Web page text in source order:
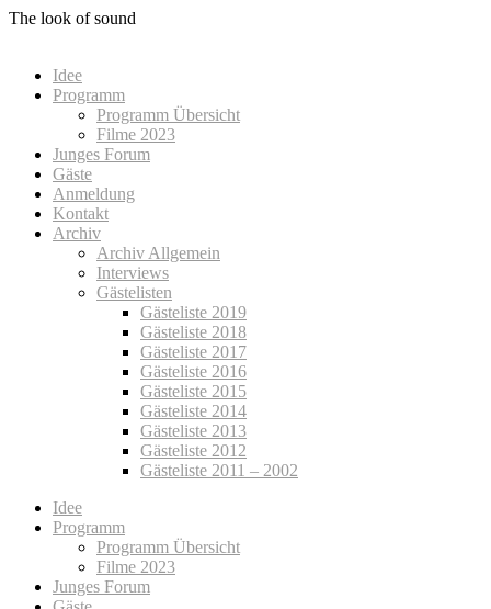
Zum
The look of sound
Idee
Programm
Programm Übersicht
Filme 2023
Junges Forum
Gäste
Anmeldung
Kontakt
Archiv
Archiv Allgemein
Interviews
Gästelisten
Gästeliste 2019
Gästeliste 2018
Gästeliste 2017
Gästeliste 2016
Gästeliste 2015
Gästeliste 2014
Gästeliste 2013
Gästeliste 2012
Gästeliste 2011 – 2002
Idee
Programm
Programm Übersicht
Filme 2023
Junges Forum